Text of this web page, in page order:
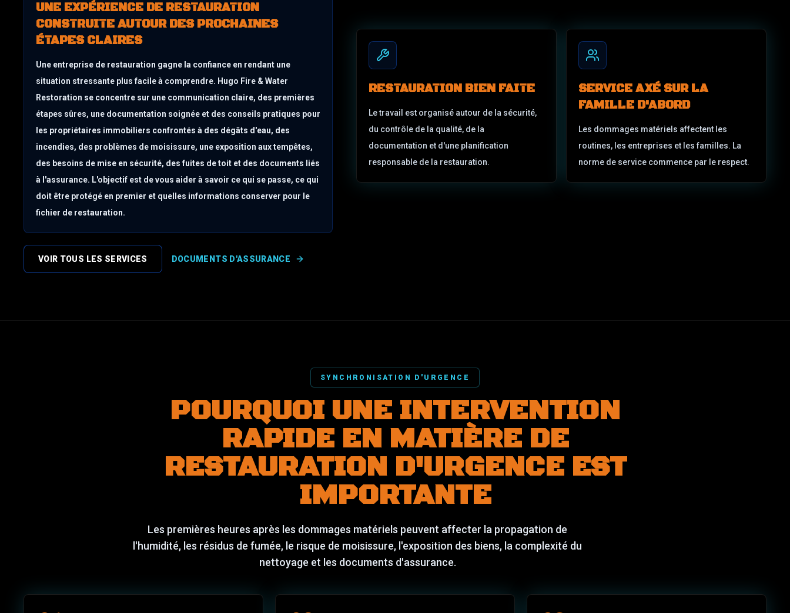
UNE EXPÉRIENCE DE RESTAURATION
CONSTRUITE AUTOUR DES PROCHAINES
ÉTAPES CLAIRES
Une entreprise de restauration gagne la confiance en rendant une
situation stressante plus facile à comprendre. Hugo Fire & Water
Restoration se concentre sur une communication claire, des premières
étapes sûres, une documentation soignée et des conseils pratiques pour
les propriétaires immobiliers confrontés à des dégâts d'eau, des
incendies, des problèmes de moisissure, une exposition aux tempêtes,
des besoins de mise en sécurité, des fuites de toit et des documents liés
à l'assurance. L'objectif est de vous aider à savoir ce qui se passe, ce qui
doit être protégé en premier et quelles informations conserver pour le
fichier de restauration.
VOIR TOUS LES SERVICES DOCUMENTS D'ASSURANCE
RESTAURATION BIEN FAITE
Le travail est organisé autour de la sécurité,
du contrôle de la qualité, de la
documentation et d'une planification
responsable de la restauration.
SERVICE AXÉ SUR LA
FAMILLE D'ABORD
Les dommages matériels affectent les
routines, les entreprises et les familles. La
norme de service commence par le respect.
SYNCHRONISATION D'URGENCE
POURQUOI UNE INTERVENTION
RAPIDE EN MATIÈRE DE
RESTAURATION D'URGENCE EST
IMPORTANTE
Les premières heures après les dommages matériels peuvent affecter la propagation de
l'humidité, les résidus de fumée, le risque de moisissure, l'exposition des biens, la complexité du
nettoyage et les documents d'assurance.